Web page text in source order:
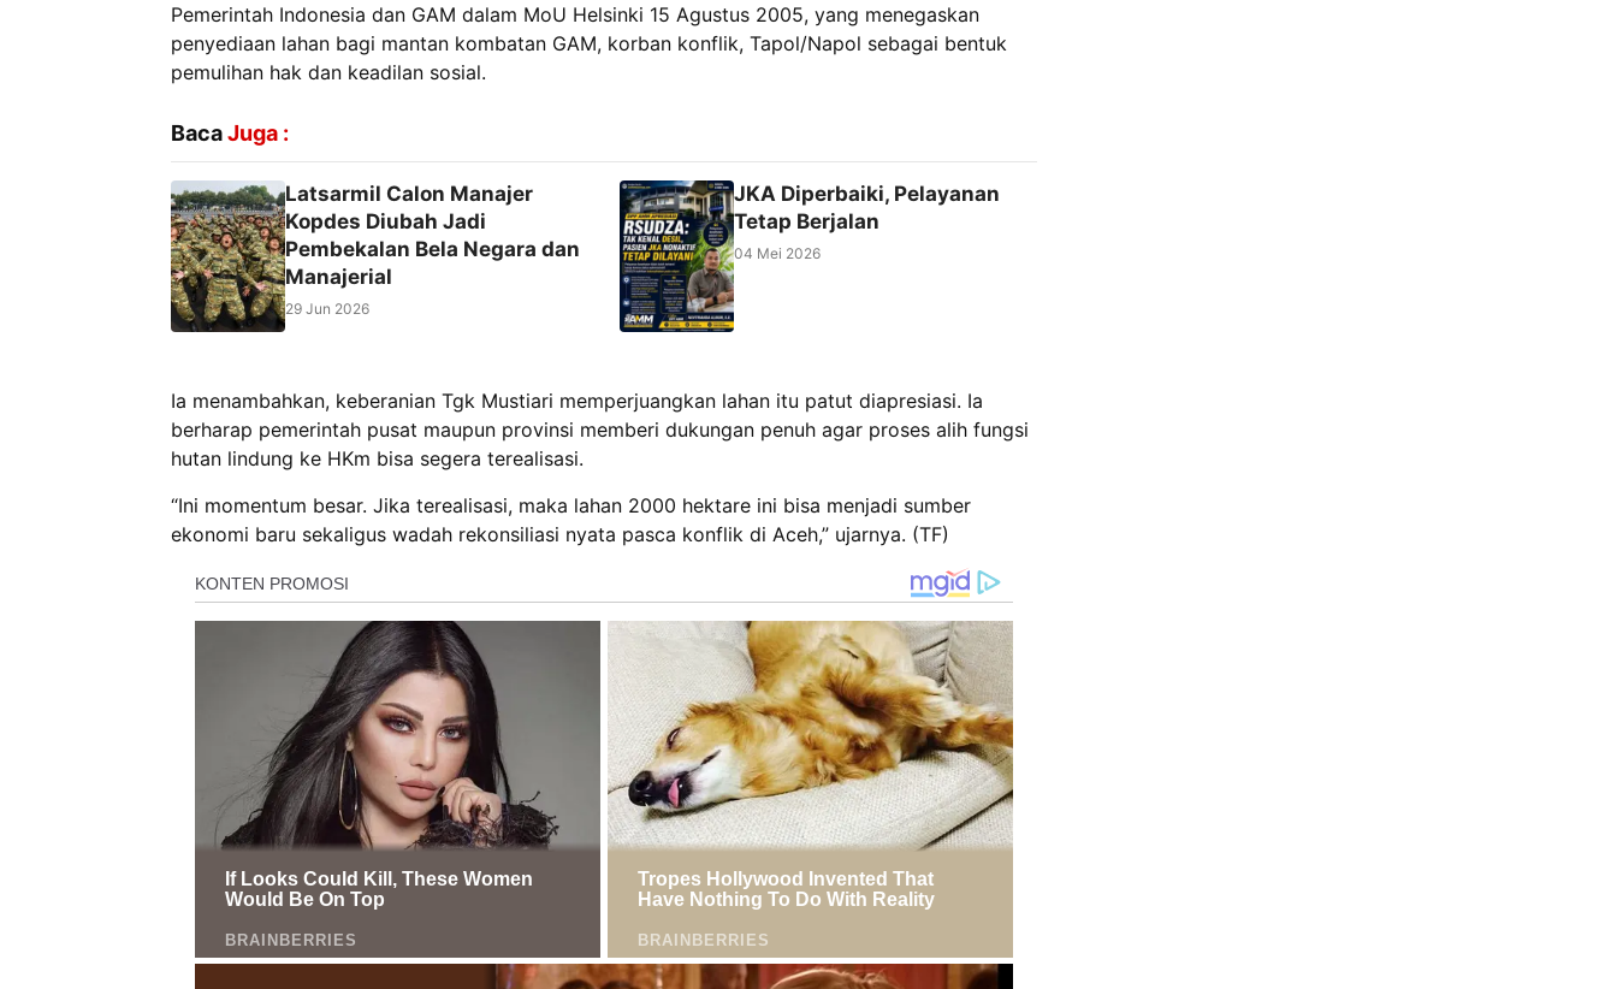
Pemerintah Indonesia dan GAM dalam MoU Helsinki 15 Agustus 2005, yang menegaskan
penyediaan lahan bagi mantan kombatan GAM, korban konflik, Tapol/Napol sebagai bentuk
pemulihan hak dan keadilan sosial.
BacaJuga :
Latsarmil Calon Manajer
Kopdes Diubah Jadi
Pembekalan Bela Negara dan
Manajerial
29 Jun 2026
JKA Diperbaiki, Pelayanan
Tetap Berjalan
04 Mei 2026
Ia menambahkan, keberanian Tgk Mustiari memperjuangkan lahan itu patut diapresiasi. Ia
berharap pemerintah pusat maupun provinsi memberi dukungan penuh agar proses alih fungsi
hutan lindung ke HKm bisa segera terealisasi.
“Ini momentum besar. Jika terealisasi, maka lahan 2000 hektare ini bisa menjadi sumber
ekonomi baru sekaligus wadah rekonsiliasi nyata pasca konflik di Aceh,” ujarnya. (TF)